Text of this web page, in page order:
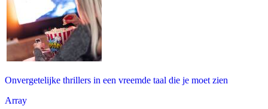
Onvergetelijke thrillers in een vreemde taal die je moet zien
Array